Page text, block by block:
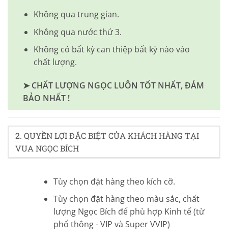
Không qua trung gian.
Không qua nước thứ 3.
Không có bất kỳ can thiệp bất kỳ nào vào
chất lượng.
➤ CHẤT LƯỢNG NGỌC LUÔN TỐT NHẤT, ĐẢM
BẢO NHẤT !
2. QUYỀN LỢI ĐẶC BIỆT CỦA KHÁCH HÀNG TẠI
VUA NGỌC BÍCH
Tùy chọn đặt hàng theo kích cỡ.
Tùy chọn đặt hàng theo màu sắc, chất
lượng Ngọc Bích để phù hợp Kinh tế (từ
phổ thông - VIP và Super VVIP)